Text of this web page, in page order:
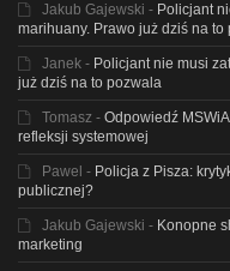
Jakub Gajewski - Policjant
marihuany. Prawo już dziś na to
Janek - Policjant nie musi
już dziś na to pozwala
Tomasz - Odpowiedź
refleksji systemowej
Pawel - Policja z Pisza:
publicznej?
Jakub Gajewski - Konopne
marketing